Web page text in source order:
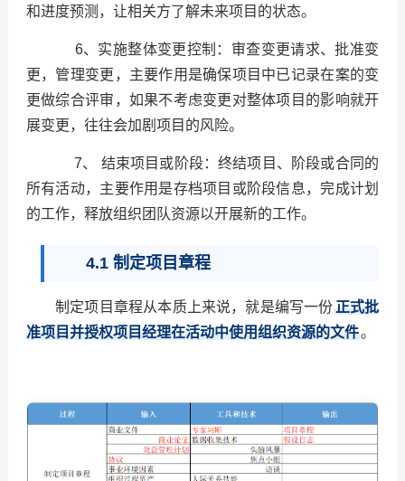
和进度预测，让相关方了解未来项目的状态。
6、实施整体变更控制：审查变更请求、批准变
更，管理变更，主要作用是确保项目中已记录在案的变
更做综合评审，如果不考虑变更对整体项目的影响就开
展变更，往往会加剧项目的风险。
7、 结束项目或阶段：终结项目、阶段或合同的
所有活动，主要作用是存档项目或阶段信息，完成计划
的工作，释放组织团队资源以开展新的工作。
4.1 制定项目章程
制定项目章程从本质上来说，就是编写一份正式批
准项目并授权项目经理在活动中使用组织资源的文件。